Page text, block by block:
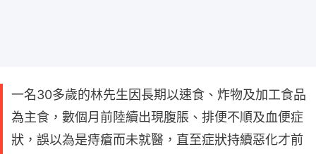
一名30多歲的林先生因長期以速食、炸物及加工食品
為主食，數個月前陸續出現腹脹、排便不順及血便症
狀，誤以為是痔瘡而未就醫，直至症狀持續惡化才前